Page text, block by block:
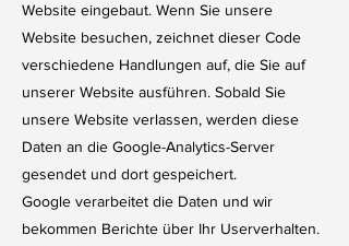
Website eingebaut. Wenn Sie unsere
Website besuchen, zeichnet dieser Code
verschiedene Handlungen auf, die Sie auf
unserer Website ausführen. Sobald Sie
unsere Website verlassen, werden diese
Daten an die Google-Analytics-Server
gesendet und dort gespeichert.
Google verarbeitet die Daten und wir
bekommen Berichte über Ihr Userverhalten.